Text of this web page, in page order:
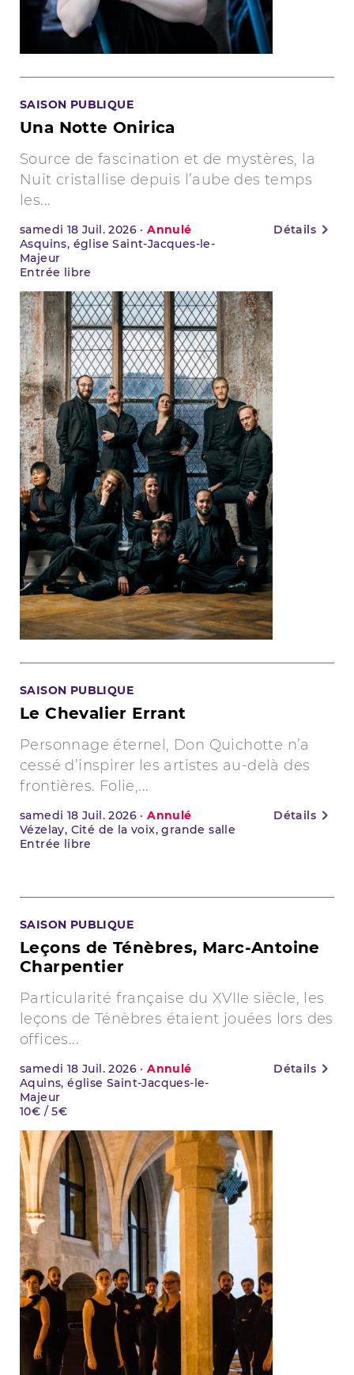
SAISON PUBLIQUE
Una Notte Onirica
Source de fascination et de mystères, la
Nuit cristallise depuis l’aube des temps
les...
samedi 18 Juil. 2026 ·Annulé
Asquins, église Saint-Jacques-le-
Majeur
Entrée libre
Détails
SAISON PUBLIQUE
Le Chevalier Errant
Personnage éternel, Don Quichotte n’a
cessé d’inspirer les artistes au-delà des
frontières. Folie,...
samedi 18 Juil. 2026 ·Annulé
Vézelay, Cité de la voix, grande salle
Entrée libre
Détails
SAISON PUBLIQUE
Leçons de Ténèbres, Marc-Antoine
Charpentier
Particularité française du XVIIe siècle, les
leçons de Ténèbres étaient jouées lors des
offices...
samedi 18 Juil. 2026 ·Annulé
Aquins, église Saint-Jacques-le-
Majeur
10€ / 5€
Détails